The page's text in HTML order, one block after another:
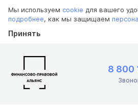
Мы используем cookie для вашего
подробнее, как мы защищаем
Принять
8 800